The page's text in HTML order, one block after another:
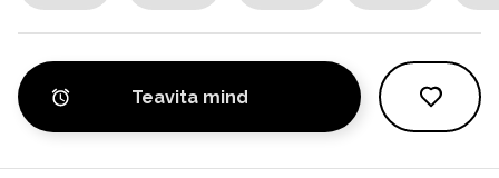
Teavita mind